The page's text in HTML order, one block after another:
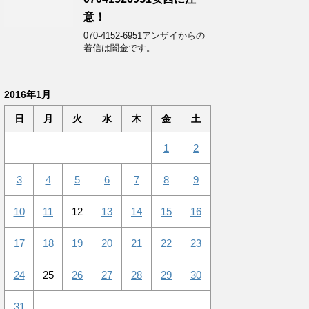
意！
070-4152-6951アンザイからの
着信は闇金です。
2016年1月
日 月 火 水 木 金 土
1 2
3 4 5 6 7 8 9
10 11 12 13 14 15 16
17 18 19 20 21 22 23
24 25 26 27 28 29 30
31